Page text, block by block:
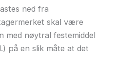
ned fra
skal være
med nøytral festemiddel
på en slik måte at det